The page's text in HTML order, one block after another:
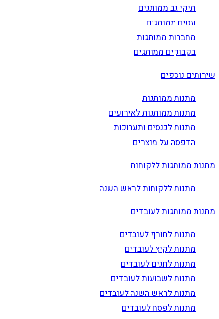
תיקי גב ממותגים
עטים ממותגים
מחברות ממותגות
בקבוקים ממותגים
שירותים נוספים
מתנות ממותגות
מתנות ממותגות לאירועים
מתנות לכנסים ותערוכות
הדפסה על מוצרים
מתנות ממותגות ללקוחות
מתנות ללקוחות לראש השנה
מתנות ממותגות לעובדים
מתנות לחורף לעובדים
מתנות לקיץ לעובדים
מתנות לחגים לעובדים
מתנות לשבועות לעובדים
מתנות לראש השנה לעובדים
מתנות לפסח לעובדים